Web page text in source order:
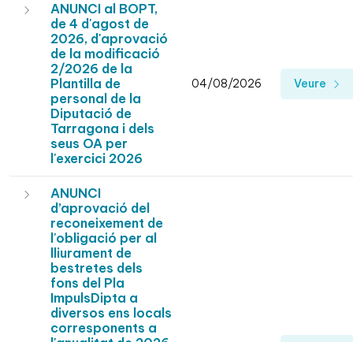
ANUNCI al BOPT,
de 4 d'agost de
2026, d'aprovació
de la modificació
2/2026 de la
Plantilla de
personal de la
Diputació de
Tarragona i dels
seus OA per
l'exercici 2026
04/08/2026 Veure
ANUNCI
d’aprovació del
reconeixement de
l'obligació per al
lliurament de
bestretes dels
fons del Pla
ImpulsDipta a
diversos ens locals
corresponents a